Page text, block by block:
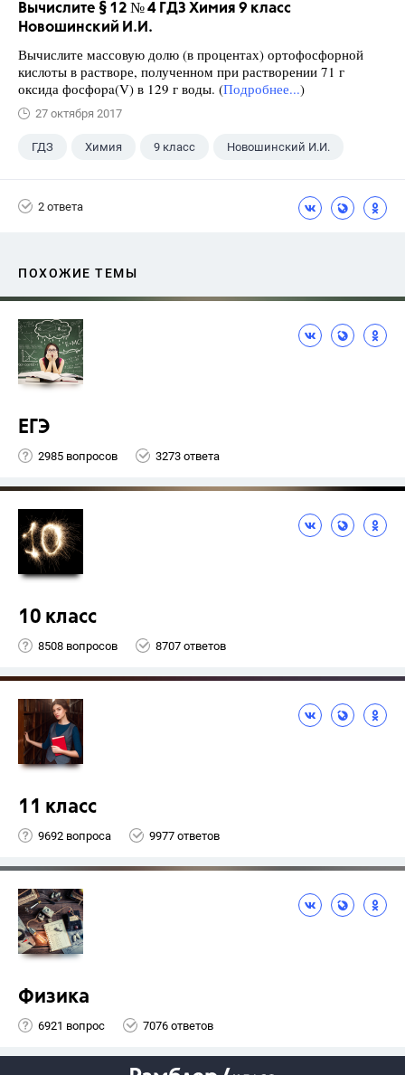
Вычислите § 12 № 4 ГДЗ Химия 9 класс
Новошинский И.И.
Вычислите массовую долю (в процентах) ортофосфорной
кислоты в растворе, полученном при растворении 71 г
оксида фосфоpa(V) в 129 г воды. (Подробнее...)
27 октября 2017
ГДЗ Химия 9 класс Новошинский И.И.
2 ответа
ПОХОЖИЕ ТЕМЫ
ЕГЭ
2985 вопросов 3273 ответа
10 класс
8508 вопросов 8707 ответов
11 класс
9692 вопроса 9977 ответов
Физика
6921 вопрос 7076 ответов